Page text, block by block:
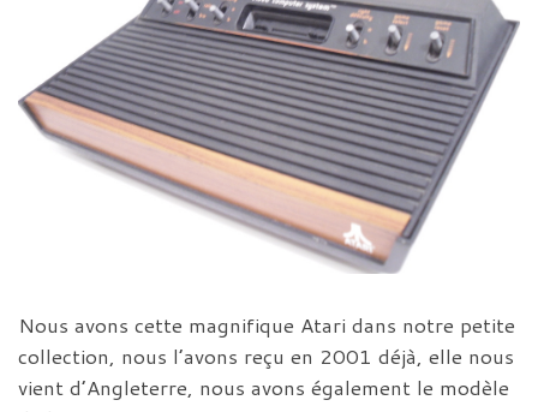
Nous avons cette magnifique Atari dans notre petite
collection, nous l’avons reçu en 2001 déjà, elle nous
vient d’Angleterre, nous avons également le modèle